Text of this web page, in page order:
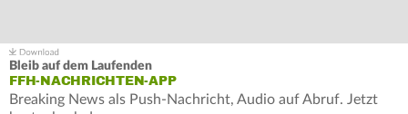
Bleib auf dem Laufenden
FFH-NACHRICHTEN-APP
Breaking News als Push-Nachricht, Audio auf Abruf. Jetzt